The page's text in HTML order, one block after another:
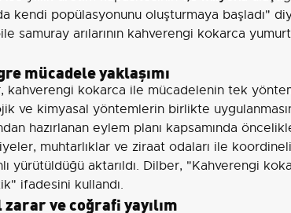
kendi popülasyonunu oluşturmaya başladı"
samuray arılarının kahverengi kokarca
mücadele yaklaşımı
kahverengi kokarca ile mücadelenin tek
ve kimyasal yöntemlerin birlikte
hazırlanan eylem planı kapsamında
muhtarlıklar ve ziraat odaları ile
yürütüldüğü aktarıldı. Dilber, "Kahverengi
ifadesini kullandı.
ve coğrafi yayılım